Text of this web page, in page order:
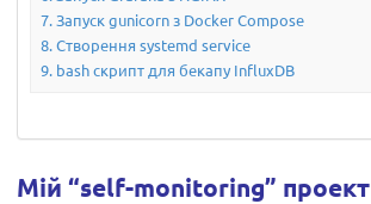
Запуск gunicorn з Docker Compose
Створення systemd service
bash скрипт для бекапу InfluxDB
Мій “self-monitoring” проект